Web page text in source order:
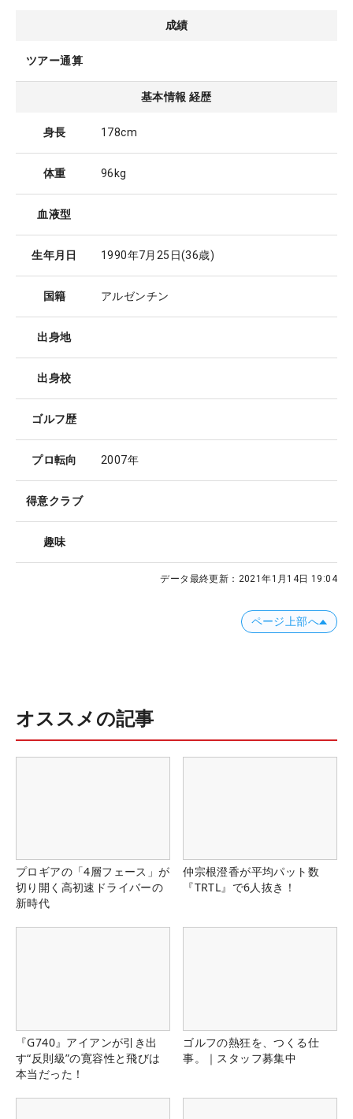
成績
ツアー通算
基本情報 経歴
身長 178cm
体重 96kg
血液型
生年月日 1990年7月25日(36歳)
国籍 アルゼンチン
出身地
出身校
ゴルフ歴
プロ転向 2007年
得意クラブ
趣味
データ最終更新： 2021年1月14日 19:04
ページ上部へ
オススメの記事
プロギアの「4層フェース」が
切り開く高初速ドライバーの
新時代
仲宗根澄香が平均パット数
『TRTL』で6人抜き！
『G740』アイアンが引き出
す“反則級”の寛容性と飛びは
本当だった！
ゴルフの熱狂を、つくる仕
事。｜スタッフ募集中